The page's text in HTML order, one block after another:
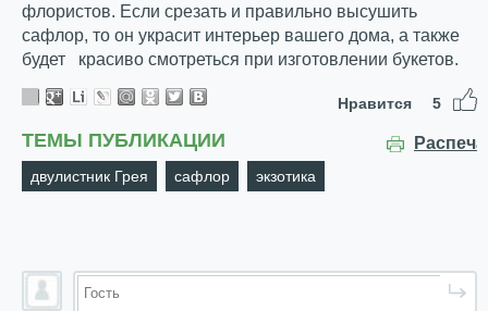
флористов. Если срезать и правильно высушить
сафлор, то он украсит интерьер вашего дома, а также
будет красиво смотреться при изготовлении букетов.
Нравится 5
ТЕМЫ ПУБЛИКАЦИИ
двулистник Грея сафлор экзотика